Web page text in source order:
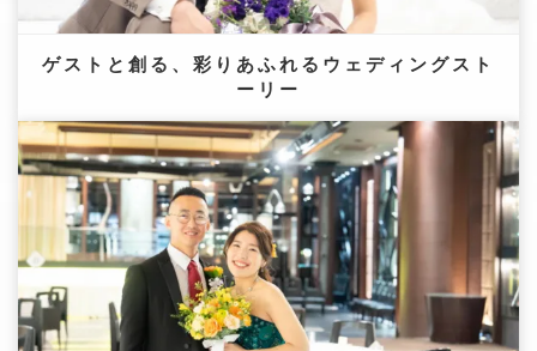
ゲストと創る、彩りあふれるウェディングスト
ーリー